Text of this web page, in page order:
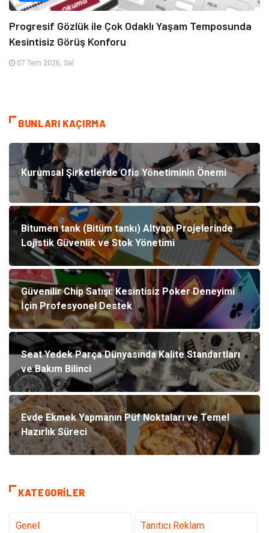
Progresif Gözlük ile Çok Odaklı Yaşam Temposunda
Kesintisiz Görüş Konforu
07 Tem 2026, Sal
BUNLARI KAÇIRMA
Kurumsal Şirketlerde Ofis Yönetiminin Önemi
Bitumen tank (Bitüm tankı) Altyapı Projelerinde
Lojistik Güvenlik ve Stok Yönetimi
Güvenilir Chip Satışı: Kesintisiz Poker Deneyimi
İçin Profesyonel Destek
Seat Yedek Parça Dünyasında Kalite Standartları
ve Bakım Bilinci
Evde Ekmek Yapmanın Püf Noktaları ve Temel
Hazırlık Süreci
KATEGORILER
Genel Tanıtıcı Reklam